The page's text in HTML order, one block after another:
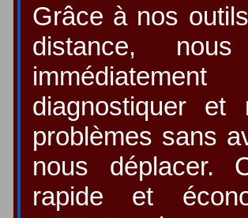
Grâce à nos
distance, nous
diagnostiquer et
problèmes sans
nous déplacer.
rapide et